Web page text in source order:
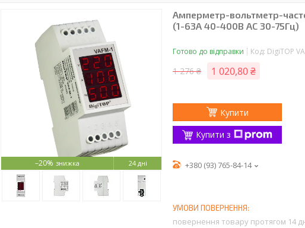
–20% 24 дні
Амперметр-вольтметр-
(1-63А 40-400B AC 30-75Гц)
Готово до відправки Код: DigiTOP
1 276 ₴ 1 020,80 ₴
Купити
Купити з
+380 (93) 765-84-14
повернення товару протягом 14